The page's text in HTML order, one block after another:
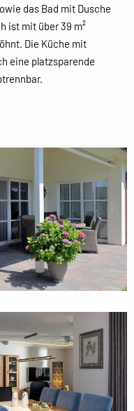
das Bad mit Dusche
ist mit über 39 m²
Die Küche mit
eine platzsparende